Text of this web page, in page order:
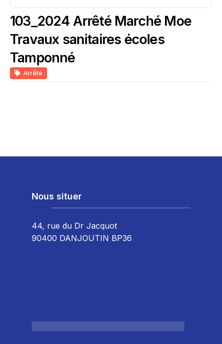
103_2024 Arrêté Marché Moe
Travaux sanitaires écoles
Tamponné
Arrêté
Nous situer
44, rue du Dr Jacquot
90400 DANJOUTIN BP36